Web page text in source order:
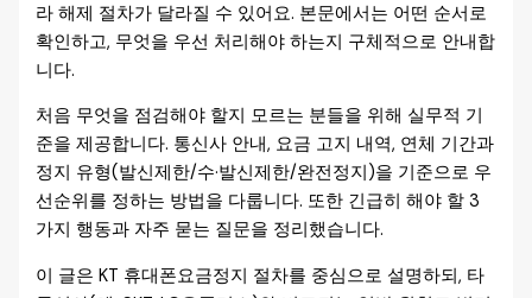
라 해제 절차가 달라질 수 있어요. 본문에서는 어떤 순서로
확인하고, 무엇을 우선 처리해야 하는지 구체적으로 안내합
니다.
처음 무엇을 점검해야 할지 모르는 분들을 위해 실무적 기
준을 제공합니다. 통신사 안내, 요금 고지 내역, 연체 기간과
정지 유형(발신제한/수·발신제한/완전정지)을 기준으로 우
선순위를 정하는 방법을 다룹니다. 또한 긴급히 해야 할 3
가지 행동과 자주 묻는 질문을 정리했습니다.
이 글은 KT 휴대폰요금정지 절차를 중심으로 설명하되, 타